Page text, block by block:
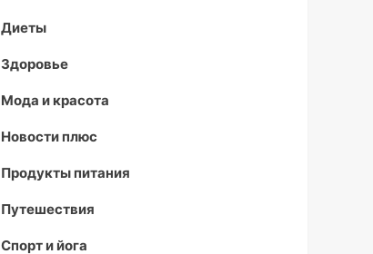
Диеты
Здоровье
Мода и красота
Новости плюс
Продукты питания
Путешествия
Спорт и йога